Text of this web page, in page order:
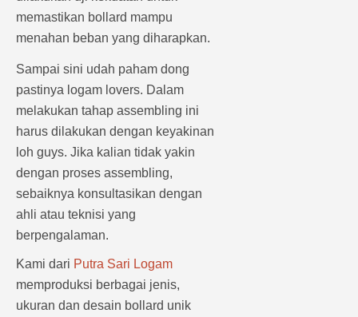
memastikan bollard mampu
menahan beban yang diharapkan.
Sampai sini udah paham dong
pastinya logam lovers. Dalam
melakukan tahap assembling ini
harus dilakukan dengan keyakinan
loh guys. Jika kalian tidak yakin
dengan proses assembling,
sebaiknya konsultasikan dengan
ahli atau teknisi yang
berpengalaman.
Kami dari Putra Sari Logam
memproduksi berbagai jenis,
ukuran dan desain bollard unik